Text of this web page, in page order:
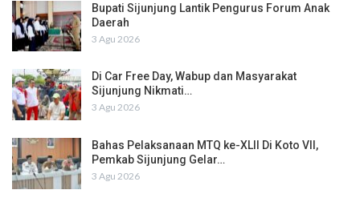
Bupati Sijunjung Lantik Pengurus Forum Anak
Daerah
3 Agu 2026
Di Car Free Day, Wabup dan Masyarakat
Sijunjung Nikmati…
3 Agu 2026
Bahas Pelaksanaan MTQ ke-XLII Di Koto VII,
Pemkab Sijunjung Gelar…
3 Agu 2026